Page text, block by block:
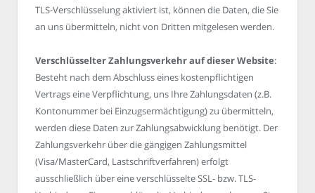
TLS-Verschlüsselung aktiviert ist, können die Daten, die Sie
an uns übermitteln, nicht von Dritten mitgelesen werden.
Verschlüsselter Zahlungsverkehr auf dieser Website:
Besteht nach dem Abschluss eines kostenpflichtigen
Vertrags eine Verpflichtung, uns Ihre Zahlungsdaten (z.B.
Kontonummer bei Einzugsermächtigung) zu übermitteln,
werden diese Daten zur Zahlungsabwicklung benötigt. Der
Zahlungsverkehr über die gängigen Zahlungsmittel
(Visa/MasterCard, Lastschriftverfahren) erfolgt
ausschließlich über eine verschlüsselte SSL- bzw. TLS-